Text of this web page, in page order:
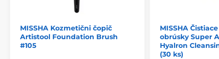
MISSHA Kozmetični čopič
Artistool Foundation Brush
#105
MISSHA
obrúsky Super
Hyalron
(30 ks)